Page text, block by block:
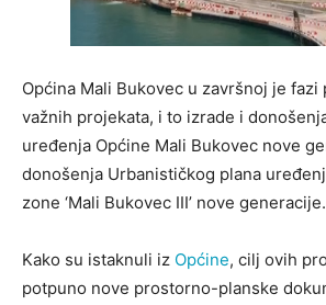
Općina Mali Bukovec u završnoj je fazi
važnih projekata, i to izrade i
uređenja Općine Mali Bukovec nove
donošenja Urbanističkog plana
zone ‘Mali Bukovec III’ nove generacije.
Kako su istaknuli iz Općine, cilj ovih
potpuno nove prostorno-planske